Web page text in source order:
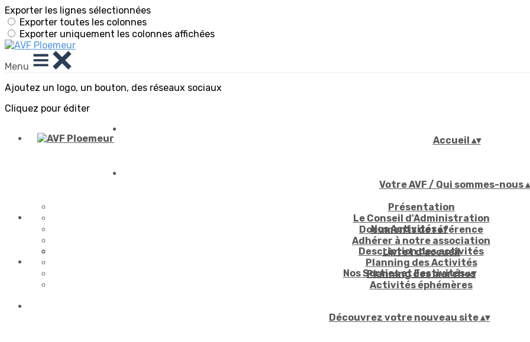
Exporter les lignes sélectionnées
Exporter toutes les colonnes
Exporter uniquement les colonnes affichées
Menu
Ajoutez un logo, un bouton, des réseaux sociaux
Cliquez pour éditer
Accueil ▴▾
Votre AVF / Qui sommes-nous▴
Présentation
Le Conseil d'Administration
Documents de référence
Adhérer à notre association
Livret d'accueil
Nos Activités▴▾
Description des activités
Planning des Activités
Planning des marches
Activités éphémères
Nos Sorties et Festivités▴▾
Découvrez votre nouveau site▴▾